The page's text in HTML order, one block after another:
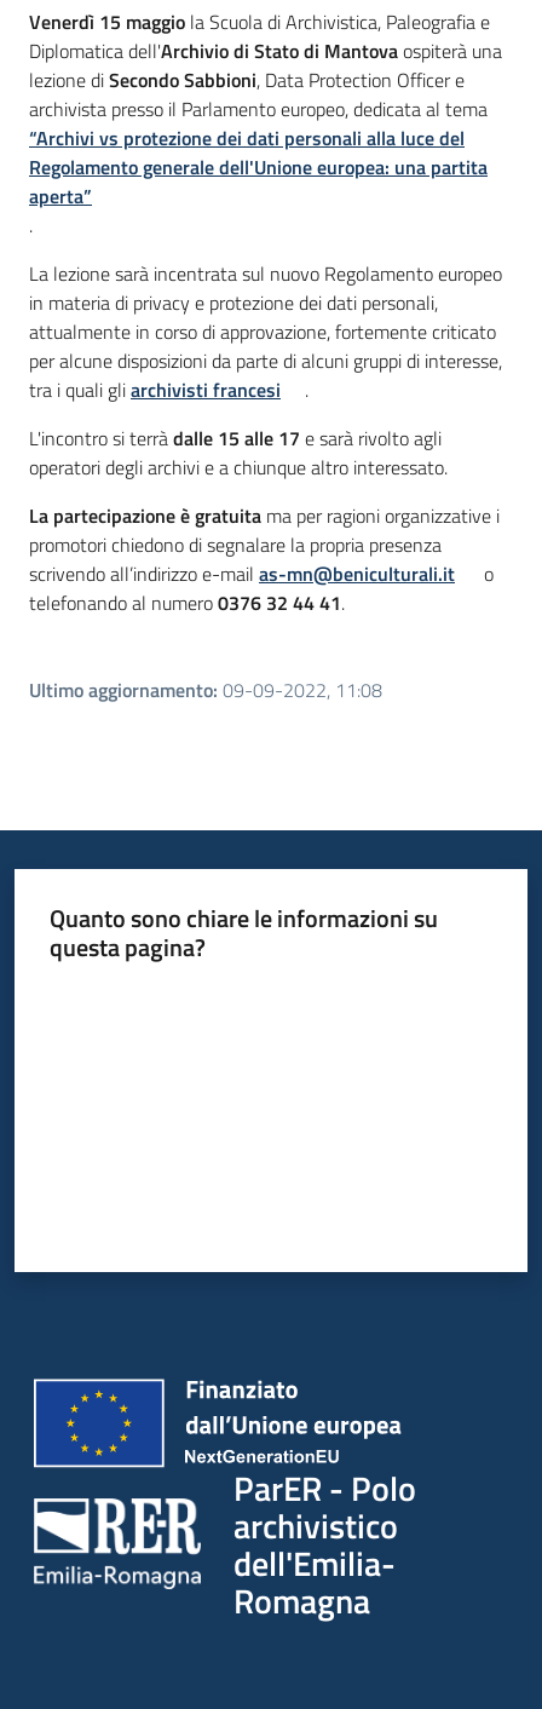
Introduzione
Venerdì 15 maggio la Scuola di Archivistica, Paleografia e
Diplomatica dell'Archivio di Stato di Mantovaospiterà una
lezione diSecondo Sabbioni, Data Protection Officer e
archivista presso il Parlamento europeo, dedicata al tema
“Archivi vs protezione dei dati personali alla luce del
Regolamento generale dell'Unione europea: una partita
aperta”
.
La lezione sarà incentrata sul nuovo Regolamento europeo
in materia di privacy e protezione dei dati personali,
attualmente in corso di approvazione, fortemente criticato
per alcune disposizioni da parte di alcuni gruppi di interesse,
tra i quali gliarchivisti francesi
.
L'incontro si terràdalle 15 alle 17 e sarà rivolto agli
operatori degli archivi e a chiunque altro interessato.
La partecipazione è gratuita ma per ragioni organizzative i
promotori chiedono di segnalare la propria presenza
scrivendo all’indirizzo e-mail as-mn@beniculturali.it
o
telefonando al numero0376 32 44 41.
Ultimo aggiornamento: 09-09-2022, 11:08
Quanto sono chiare le informazioni su
questa pagina?
ParER - Polo
archivistico
dell'Emilia-
Romagna